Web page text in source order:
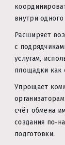
внутри
Расширяет
с
услугам,
площадки как
Упрощает
счёт обмена
создания
подготовки.